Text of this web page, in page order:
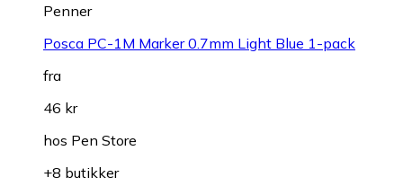
Penner
Posca PC-1M Marker 0.7mm Light Blue 1-pack
fra
46 kr
hos Pen Store
+8 butikker